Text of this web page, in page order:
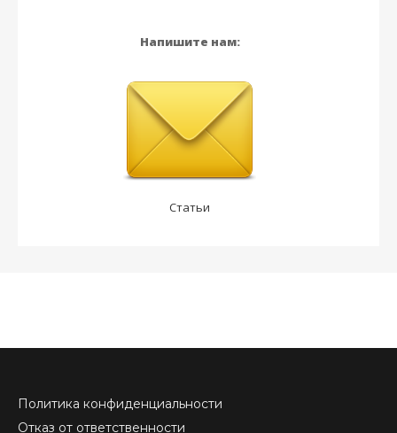
Напишите нам:
Статьи
Политика конфиденциальности
Отказ от ответственности